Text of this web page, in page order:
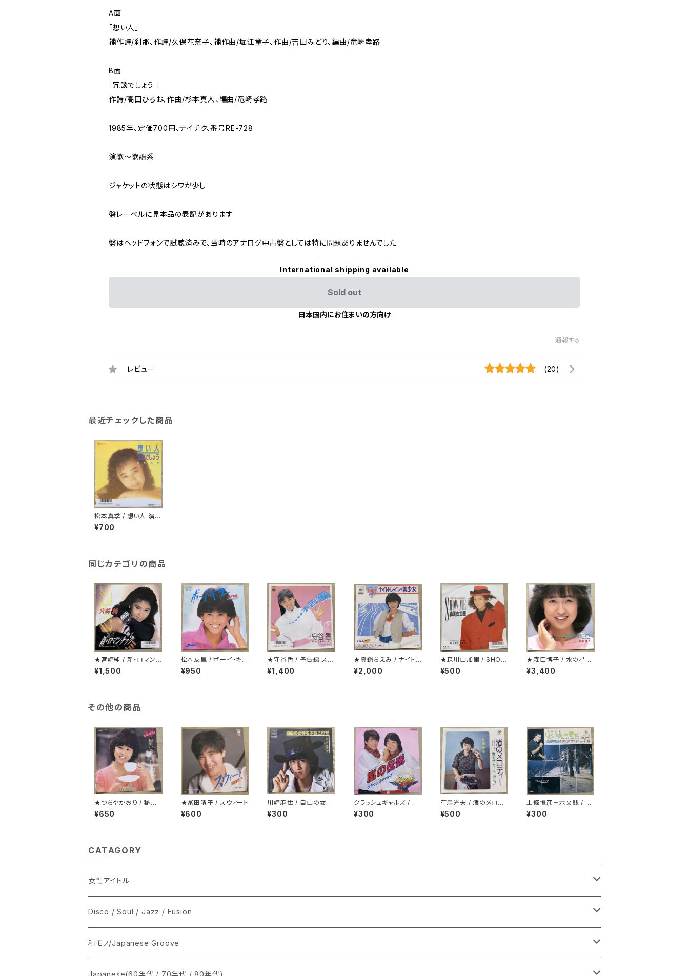
A面
「想い人」
補作詩/刹那、作詩/久保花奈子、補作曲/堀江童子、作曲/吉田みどり、編曲/竜崎孝路
B面
「冗談でしょう 」
作詩/高田ひろお、作曲/杉本真人、編曲/竜崎孝路
1985年、定価700円、テイチク、番号RE-728
演歌～歌謡系
ジャケットの状態はシワが少し
盤レーベルに見本品の表記があります
盤はヘッドフォンで試聴済みで、当時のアナログ中古盤としては特に問題ありませんでした
International shipping available
Sold out
日本国内にお住まいの方向け
通報する
レビュー (20)
最近チェックした商品
松本真季 / 想い人 演歌
～歌謡系
¥700
同じカテゴリの商品
★宮崎純 / 新・ロマンチ
ック
¥1,500
松本友里 / ボーイ・キラ
ー
¥950
★守谷香 / 予告編 ステ
ッカー付
¥1,400
★真鍋ちえみ / ナイトレ
イン・美少女 プロモ
¥2,000
★森川由加里 / SHOW
ME
¥500
★森口博子 / 水の星へ
愛をこめて
¥3,400
その他の商品
★つちやかおり / 秘密
じゃないけど秘密
¥650
★冨田靖子 / スウィート
¥600
川崎麻世 / 自由の女神
をぶちこわせ
¥300
クラッシュギャルズ / 嵐
の伝説
¥300
有馬光夫 / 渚のメロデ
ィー
¥500
上條恒彦＋六文銭 / 出
発の歌 -失なわれた時
を求めて-
¥300
CATAGORY
女性アイドル
シングル盤
あ行
か行
LP
CD
Disco / Soul / Jazz / Fusion
シングル盤
A
12インチ・シングル
和モノ/Japanese Groove
シングル盤